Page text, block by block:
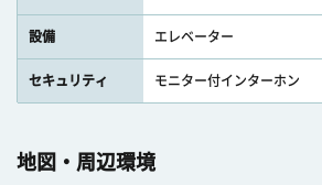
設備 エレベーター
セキュリティ モニター付インターホン
地図・周辺環境